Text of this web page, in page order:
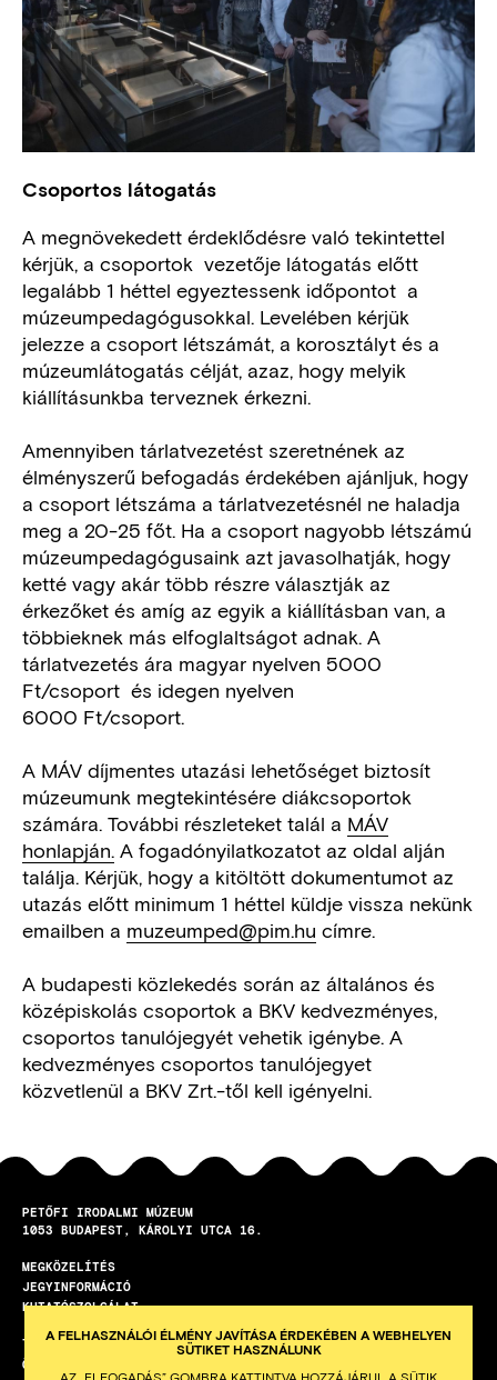
Csoportos látogatás
A megnövekedett érdeklődésre való tekintettel
kérjük, a csoportok vezetője látogatás előtt
legalább 1 héttel egyeztessenk időpontot a
múzeumpedagógusokkal. Levelében kérjük
jelezze a csoport létszámát, a korosztályt és a
múzeumlátogatás célját, azaz, hogy melyik
kiállításunkba terveznek érkezni.
Amennyiben tárlatvezetést szeretnének az
élményszerű befogadás érdekében ajánljuk, hogy
a csoport létszáma a tárlatvezetésnél ne haladja
meg a 20-25 főt. Ha a csoport nagyobb létszámú
múzeumpedagógusaink azt javasolhatják, hogy
ketté vagy akár több részre választják az
érkezőket és amíg az egyik a kiállításban van, a
többieknek más elfoglaltságot adnak. A
tárlatvezetés ára magyar nyelven 5000
Ft/csoport és idegen nyelven
6000 Ft/csoport.
A MÁV díjmentes utazási lehetőséget biztosít
múzeumunk megtekintésére diákcsoportok
számára. További részleteket talál a MÁV
honlapján. A fogadónyilatkozatot az oldal alján
találja. Kérjük, hogy a kitöltött dokumentumot az
utazás előtt minimum 1 héttel küldje vissza nekünk
emailben a muzeumped@pim.hu címre.
A budapesti közlekedés során az általános és
középiskolás csoportok a BKV kedvezményes,
csoportos tanulójegyét vehetik igénybe. A
kedvezményes csoportos tanulójegyet
közvetlenül a BKV Zrt.-től kell igényelni.
PETŐFI IRODALMI MÚZEUM
1053
BUDAPEST KÁROLYI UTCA 16.
LÁBLÉC
MEGKÖZELÍTÉS
JEGYINFORMÁCIÓ
KUTATÓSZOLGÁLAT
TEREMBÉRLET
ÖNKÉNTES PROGRAM
A FELHASZNÁLÓI ÉLMÉNY JAVÍTÁSA ÉRDEKÉBEN A WEBHELYEN
SÜTIKET HASZNÁLUNK
AZ „ELFOGADÁS” GOMBRA KATTINTVA HOZZÁJÁRUL A SÜTIK